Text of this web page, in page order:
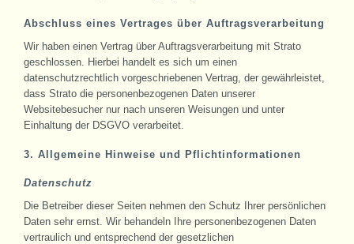
Abschluss eines Vertrages über Auftragsverarbeitung
Wir haben einen Vertrag über Auftragsverarbeitung mit Strato
geschlossen. Hierbei handelt es sich um einen
datenschutzrechtlich vorgeschriebenen Vertrag, der gewährleistet,
dass Strato die personenbezogenen Daten unserer
Websitebesucher nur nach unseren Weisungen und unter
Einhaltung der DSGVO verarbeitet.
3. Allgemeine Hinweise und Pflichtinformationen
Datenschutz
Die Betreiber dieser Seiten nehmen den Schutz Ihrer persönlichen
Daten sehr ernst. Wir behandeln Ihre personenbezogenen Daten
vertraulich und entsprechend der gesetzlichen